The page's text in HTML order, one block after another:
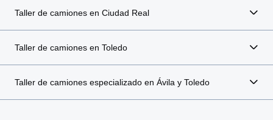
Taller de camiones en Ciudad Real
Taller de camiones en Toledo
Taller de camiones especializado en Ávila y Toledo